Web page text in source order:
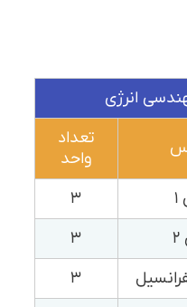
انرژی
تعداد
واحد
۳
۳
۳